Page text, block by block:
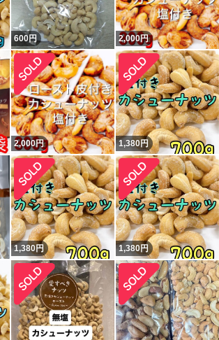
600円 2,000円
2,000円 1,380円
1,380円 1,380円